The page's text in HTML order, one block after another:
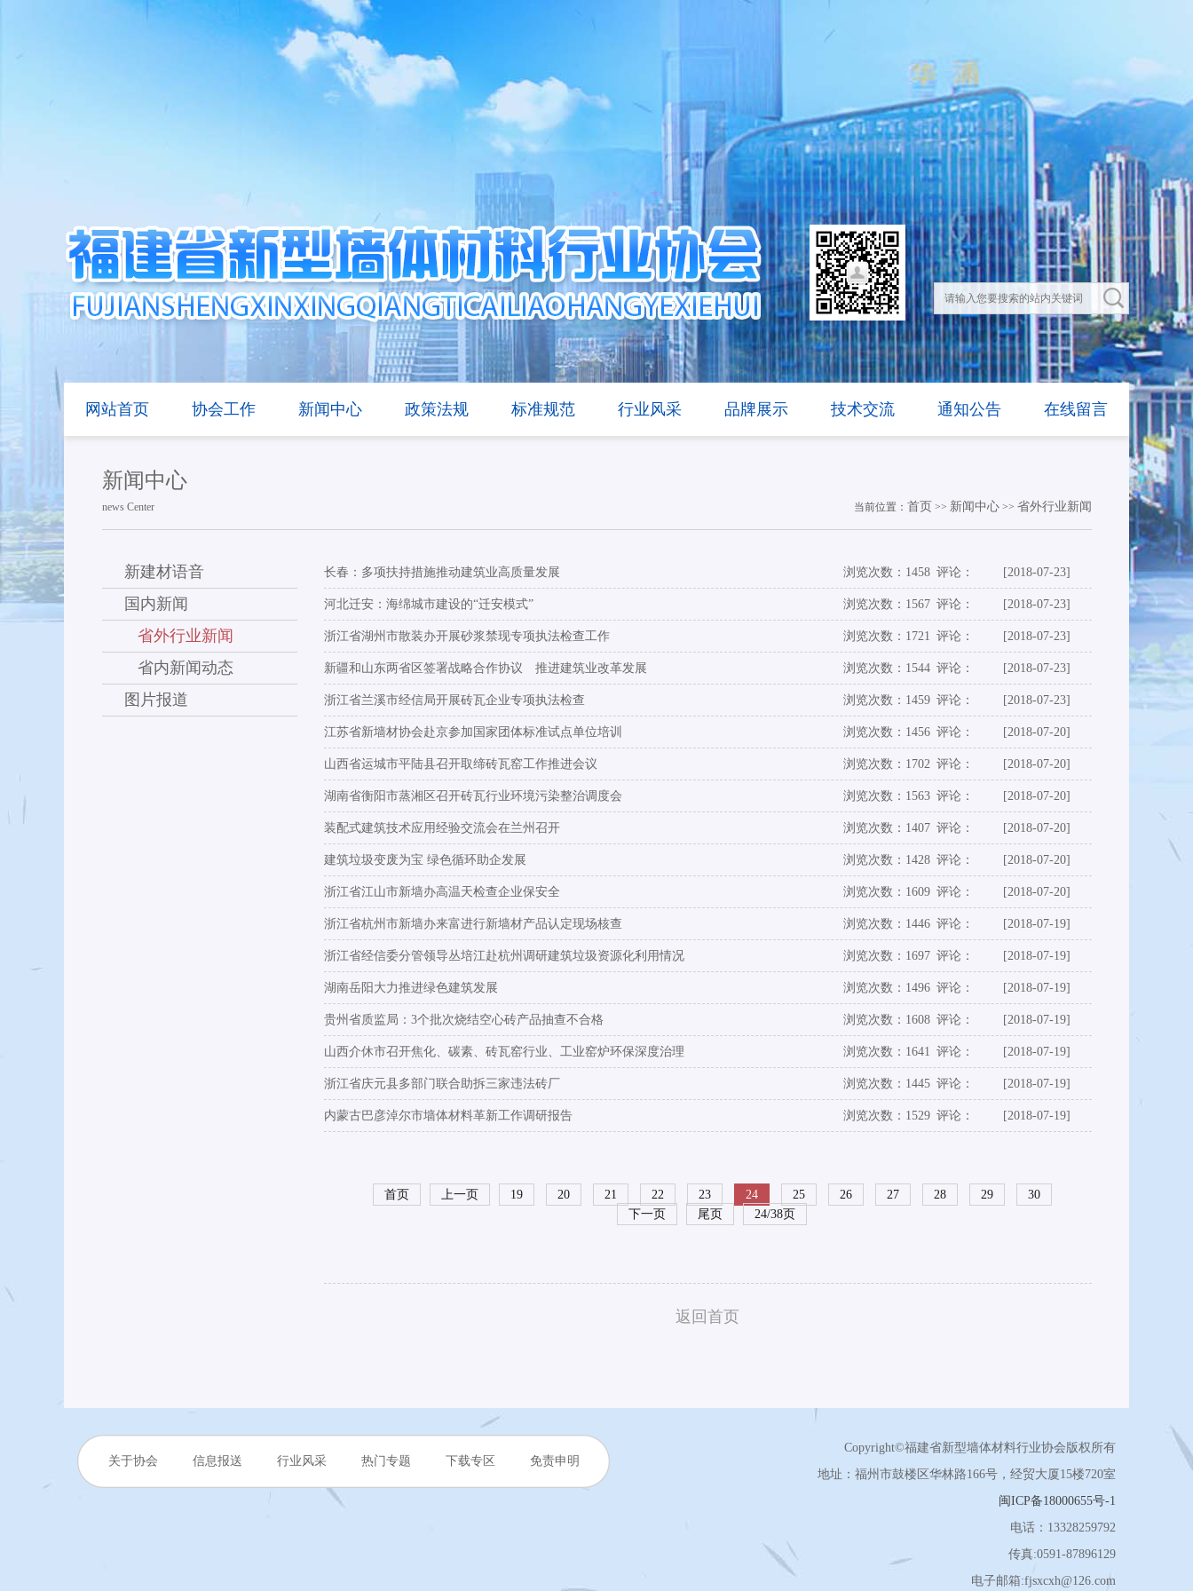
网站首页 协会工作 新闻中心 政策法规 标准规范 行业风采 品牌展示 技术交流 通知公告 在线留言
新闻中心
news Center 当前位置： 首页 >> 新闻中心>> 省外行业新闻
新建材语音
国内新闻
省外行业新闻
省内新闻动态
图片报道
长春：多项扶持措施推动建筑业高质量发展 浏览次数：1458 评论： [2018-07-23]
河北迁安：海绵城市建设的“迁安模式” 浏览次数：1567 评论： [2018-07-23]
浙江省湖州市散装办开展砂浆禁现专项执法检查工作 浏览次数：1721 评论： [2018-07-23]
新疆和山东两省区签署战略合作协议 推进建筑业改革发展 浏览次数：1544 评论： [2018-07-23]
浙江省兰溪市经信局开展砖瓦企业专项执法检查 浏览次数：1459 评论： [2018-07-23]
江苏省新墙材协会赴京参加国家团体标准试点单位培训 浏览次数：1456 评论： [2018-07-20]
山西省运城市平陆县召开取缔砖瓦窑工作推进会议 浏览次数：1702 评论： [2018-07-20]
湖南省衡阳市蒸湘区召开砖瓦行业环境污染整治调度会 浏览次数：1563 评论： [2018-07-20]
装配式建筑技术应用经验交流会在兰州召开 浏览次数：1407 评论： [2018-07-20]
建筑垃圾变废为宝 绿色循环助企发展 浏览次数：1428 评论： [2018-07-20]
浙江省江山市新墙办高温天检查企业保安全 浏览次数：1609 评论： [2018-07-20]
浙江省杭州市新墙办来富进行新墙材产品认定现场核查 浏览次数：1446 评论： [2018-07-19]
浙江省经信委分管领导丛培江赴杭州调研建筑垃圾资源化利用情况 浏览次数：1697 评论： [2018-07-19]
湖南岳阳大力推进绿色建筑发展 浏览次数：1496 评论： [2018-07-19]
贵州省质监局：3个批次烧结空心砖产品抽查不合格 浏览次数：1608 评论： [2018-07-19]
山西介休市召开焦化、碳素、砖瓦窑行业、工业窑炉环保深度治理 浏览次数：1641 评论： [2018-07-19]
浙江省庆元县多部门联合助拆三家违法砖厂 浏览次数：1445 评论： [2018-07-19]
内蒙古巴彦淖尔市墙体材料革新工作调研报告 浏览次数：1529 评论： [2018-07-19]
首页 上一页 19 20 21 22 23 24 25 26 27 28 29
30
下一页
尾页 24/38页
返回首页
关于协会 信息报送 行业风采 热门专题 下载专区 免责申明
Copyright©福建省新型墙体材料行业协会版权所有
地址：福州市鼓楼区华林路166号，经贸大厦15楼720室
闽ICP备18000655号-1
电话：13328259792
传真:0591-87896129
电子邮箱:fjsxcxh@126.com